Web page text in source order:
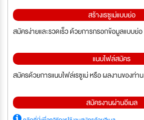
สร้างเรซูเม่แบบย่อ
สมัครง่ายและรวดเร็ว ด้วยการกรอกข้อมูลแบบย่อ
แนบไฟล์สมัคร
สมัครด้วยการแนบไฟล์เรซูเม่ หรือ ผลงานของท่าน
สมัครงานผ่านอีเมล